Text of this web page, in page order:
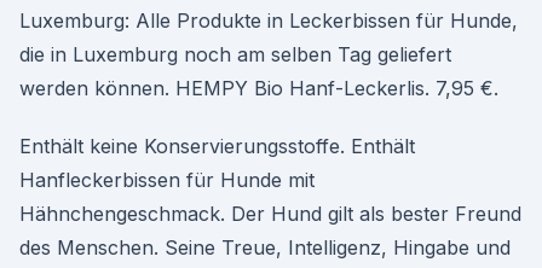
Luxemburg: Alle Produkte in Leckerbissen für Hunde,
die in Luxemburg noch am selben Tag geliefert
werden können. HEMPY Bio Hanf-Leckerlis. 7,95 €.
Enthält keine Konservierungsstoffe. Enthält
Hanfleckerbissen für Hunde mit
Hähnchengeschmack. Der Hund gilt als bester Freund
des Menschen. Seine Treue, Intelligenz, Hingabe und